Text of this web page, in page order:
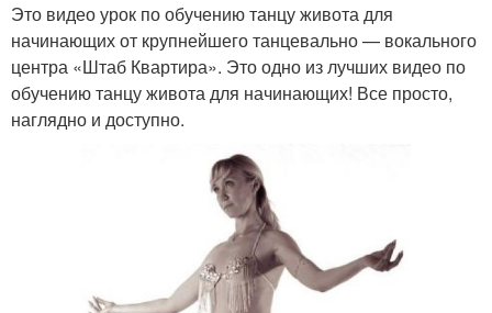
Это видео урок по обучению танцу живота для
начинающих от крупнейшего танцевально — вокального
центра «Штаб Квартира». Это одно из лучших видео по
обучению танцу живота для начинающих! Все просто,
наглядно и доступно.